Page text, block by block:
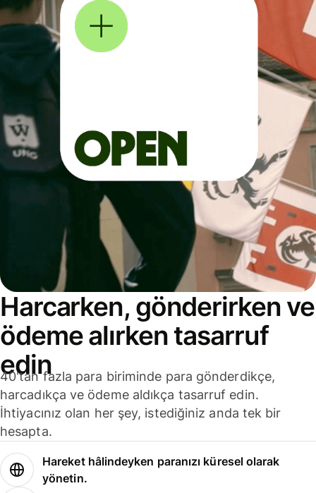
Harcarken, gönderirken ve
ödeme alırken tasarruf
edin
40'tan fazla para biriminde para gönderdikçe,
harcadıkça ve ödeme aldıkça tasarruf edin.
İhtiyacınız olan her şey, istediğiniz anda tek bir
hesapta.
Hareket hâlindeyken paranızı küresel olarak
yönetin.